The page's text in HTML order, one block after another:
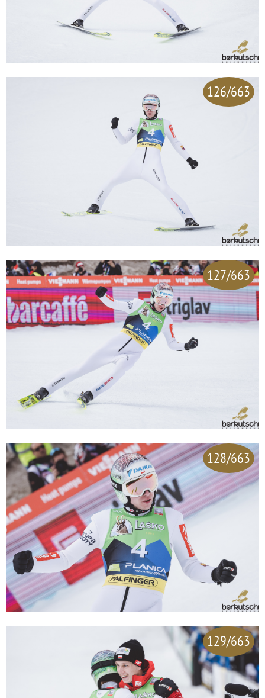
126/663
127/663
128/663
129/663